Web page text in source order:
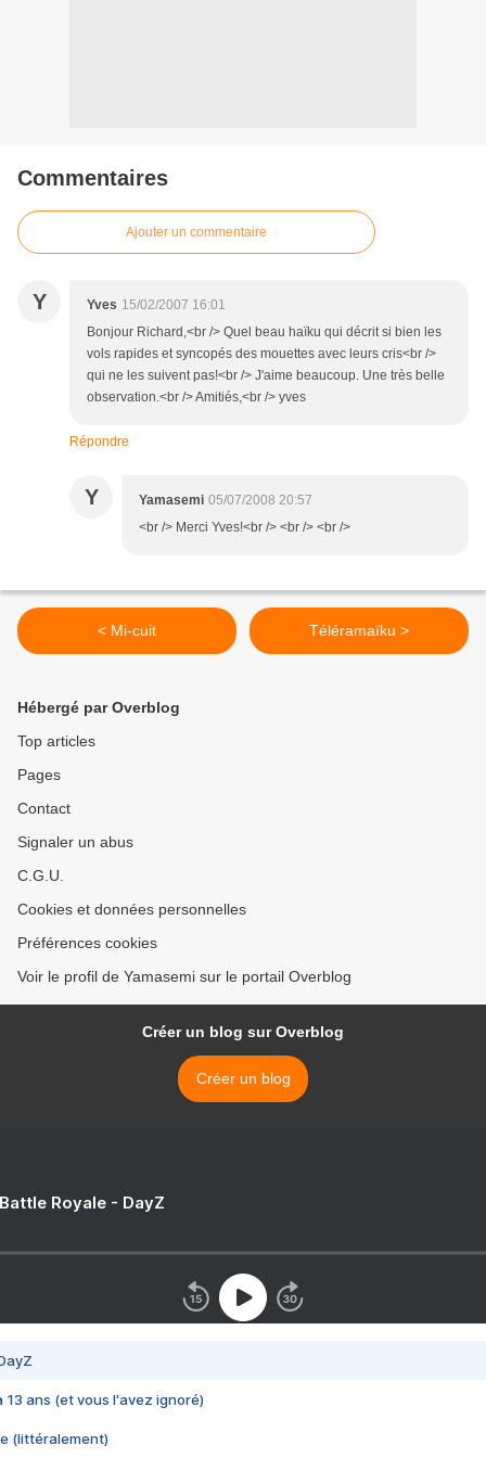
Commentaires
Ajouter un commentaire
Y Yves 15/02/2007 16:01
Bonjour Richard,<br /> Quel beau haïku qui décrit si bien les
vols rapides et syncopés des mouettes avec leurs cris<br />
qui ne les suivent pas!<br /> J'aime beaucoup. Une très belle
observation.<br /> Amitiés,<br /> yves
Répondre
Y Yamasemi 05/07/2008 20:57
<br /> Merci Yves!<br /> <br /> <br />
< Mi-cuit Téléramaïku >
Hébergé par Overblog
Top articles
Pages
Contact
Signaler un abus
C.G.U.
Cookies et données personnelles
Préférences cookies
Voir le profil de Yamasemi sur le portail Overblog
Créer un blog sur Overblog
Créer un blog
Royale - DayZ
13 ans (et vous l'avez ignoré)
(littéralement)